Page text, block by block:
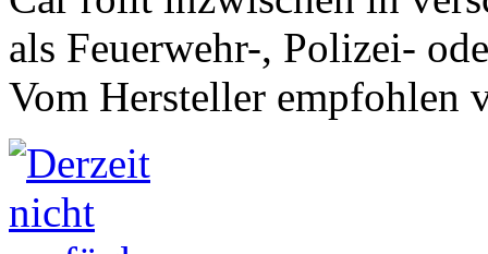
als Feuerwehr-, Polizei-
Vom Hersteller empfohlen